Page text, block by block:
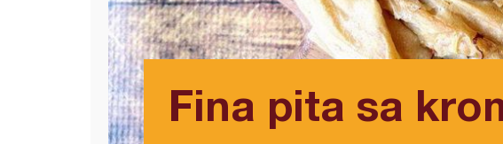
Fina pita sa